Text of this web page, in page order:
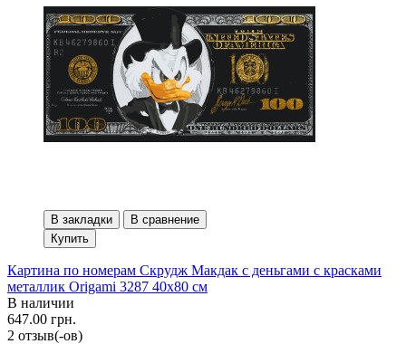
В закладки
В сравнение
Купить
Картина по номерам Скрудж Макдак с деньгами с красками
металлик Origami 3287 40x80 см
В наличии
647.00 грн.
2 отзыв(-ов)